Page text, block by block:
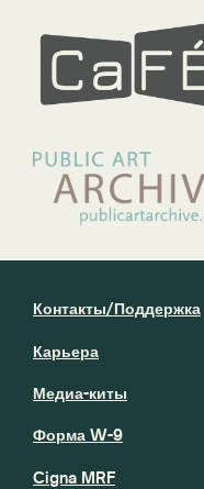
Контакты/Поддержка
Карьера
Медиа-киты
Форма W-9
Cigna MRF